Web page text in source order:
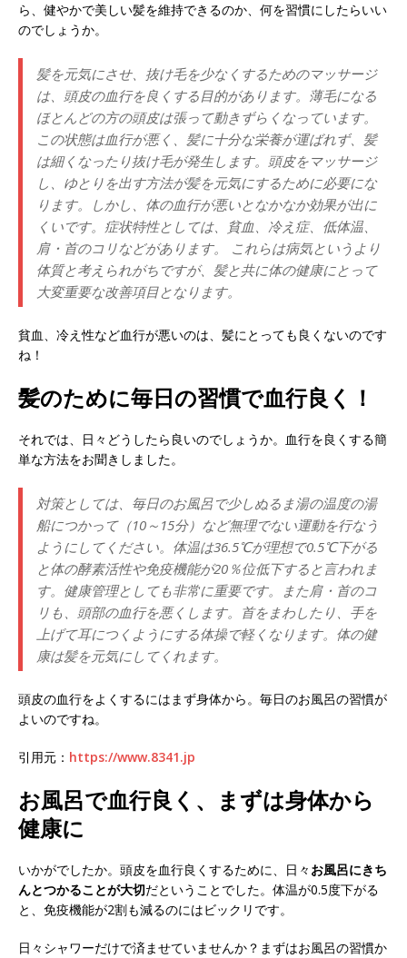
ら、健やかで美しい髪を維持できるのか、何を習慣にしたらいい
のでしょうか。
髪を元気にさせ、抜け毛を少なくするためのマッサージ
は、頭皮の血行を良くする目的があります。薄毛になる
ほとんどの方の頭皮は張って動きずらくなっています。
この状態は血行が悪く、髪に十分な栄養が運ばれず、髪
は細くなったり抜け毛が発生します。頭皮をマッサージ
し、ゆとりを出す方法が髪を元気にするために必要にな
ります。しかし、体の血行が悪いとなかなか効果が出に
くいです。症状特性としては、貧血、冷え症、低体温、
肩・首のコリなどがあります。 これらは病気というより
体質と考えられがちですが、髪と共に体の健康にとって
大変重要な改善項目となります。
貧血、冷え性など血行が悪いのは、髪にとっても良くないのです
ね！
髪のために毎日の習慣で血行良く！
それでは、日々どうしたら良いのでしょうか。血行を良くする簡
単な方法をお聞きしました。
対策としては、毎日のお風呂で少しぬるま湯の温度の湯
船につかって（10～15分）など無理でない運動を行なう
ようにしてください。体温は36.5℃が理想で0.5℃下がる
と体の酵素活性や免疫機能が20％位低下すると言われま
す。健康管理としても非常に重要です。また肩・首のコ
リも、頭部の血行を悪くします。首をまわしたり、手を
上げて耳につくようにする体操で軽くなります。体の健
康は髪を元気にしてくれます。
頭皮の血行をよくするにはまず身体から。毎日のお風呂の習慣が
よいのですね。
引用元： https://www.8341.jp
お風呂で血行良く、まずは身体から
健康に
いかがでしたか。頭皮を血行良くするために、日々 お風呂にきち
んとつかることが大切だということでした。体温が0.5度下がる
と、免疫機能が2割も減るのにはビックリです。
日々シャワーだけで済ませていませんか？まずはお風呂の習慣か